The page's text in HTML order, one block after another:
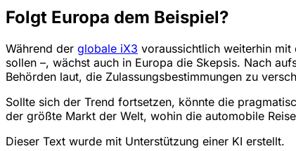
Folgt Europa dem Beispiel?
Während der globale iX3 voraussichtlich weiterhin
sollen –, wächst auch in Europa die Skepsis. Nach
Behörden laut, die Zulassungsbestimmungen zu
Sollte sich der Trend fortsetzen, könnte die
der größte Markt der Welt, wohin die automobile
Dieser Text wurde mit Unterstützung einer KI erstellt.